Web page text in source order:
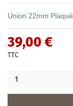
Union 22mm
39,00 €
TTC